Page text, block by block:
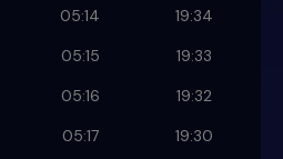
05:14
19:34
05:15
19:33
05:16
19:32
05:17
19:30